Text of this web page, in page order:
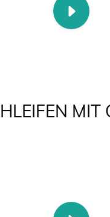
MIT